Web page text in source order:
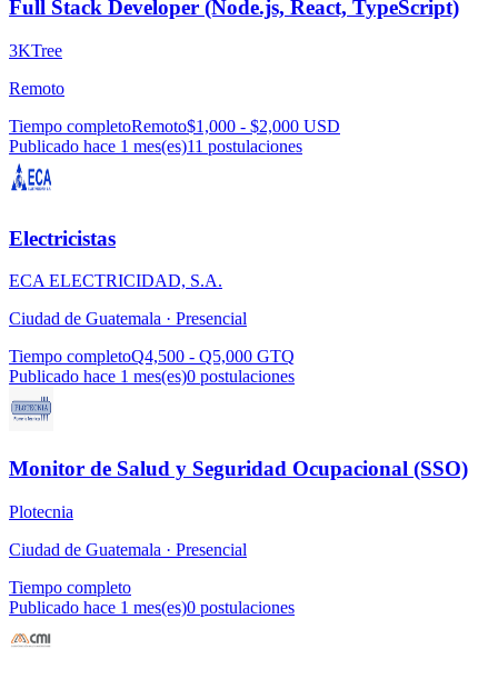
Full Stack Developer (Node.js, React, TypeScript)
3KTree
Remoto
Tiempo completoRemoto$1,000 - $2,000 USD
Publicado hace 1 mes(es)11 postulaciones
Electricistas
ECA ELECTRICIDAD, S.A.
Ciudad de Guatemala · Presencial
Tiempo completoQ4,500 - Q5,000 GTQ
Publicado hace 1 mes(es)0 postulaciones
Monitor de Salud y Seguridad Ocupacional (SSO)
Plotecnia
Ciudad de Guatemala · Presencial
Tiempo completo
Publicado hace 1 mes(es)0 postulaciones